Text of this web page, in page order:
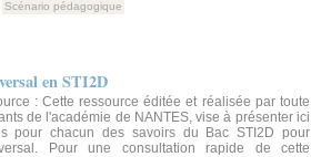
Scénario pédagogique
en STI2D
: Cette ressource éditée et réalisée par toute
de l'académie de NANTES, vise à présenter ici
pour chacun des savoirs du Bac STI2D pour
Pour une consultation rapide de cette